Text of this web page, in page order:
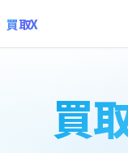
買取X
買